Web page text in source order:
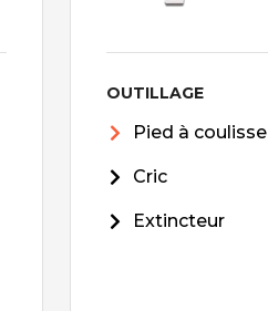
OUTILLAGE
Pied à coulisse
Cric
Extincteur